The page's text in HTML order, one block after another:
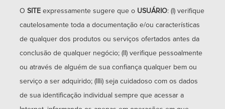
administrativo@sidiimoveis.com.br
O SITE expressamente sugere que o USUÁRIO: (I) verifique
cautelosamente toda a documentação e/ou características
de qualquer dos produtos ou serviços ofertados antes da
conclusão de qualquer negócio; (II) verifique pessoalmente
ou através de alguém de sua confiança qualquer bem ou
serviço a ser adquirido; (IIIi) seja cuidadoso com os dados
de sua identificação individual sempre que acessar a